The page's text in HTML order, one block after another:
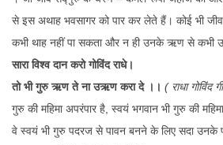
से इस अथाह भवसागर को पार कर लेते हैं। कोई भी
कभी थाह नहीं पा सकता और न ही उनके ऋण से कभी
सारा विश्व दान करो गोविंद राधे।
तो भी गुरु ऋण ते ना उऋण करा दे ।। ( राधा गोविंद
गुरु की महिमा अपरंपार है, स्वयं भगवान भी गुरु की
वे स्वयं भी गुरु पदरज से पावन बनने के लिए सदा उनके